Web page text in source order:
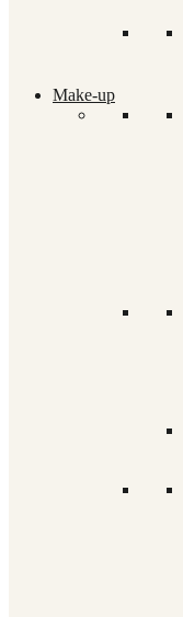
Make-up